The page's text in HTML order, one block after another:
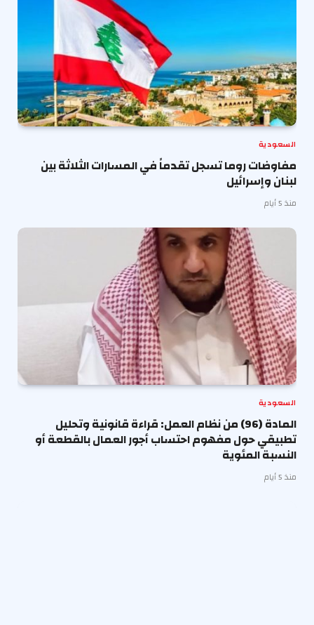
السعودية
مفاوضات روما تسجل تقدماً في المسارات الثلاثة بين
لبنان وإسرائيل
منذ 5 أيام
السعودية
المادة (96) من نظام العمل: قراءة قانونية وتحليل
تطبيقي حول مفهوم احتساب أجور العمال بالقطعة أو
النسبة المئوية
منذ 5 أيام